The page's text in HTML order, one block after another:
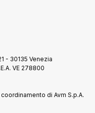
- 30135 Venezia
VE 278800
di Avm S.p.A.